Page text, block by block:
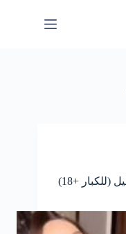
مشاهدة فيلم نايا خوري مع يوسف خليل (للكبار +18)